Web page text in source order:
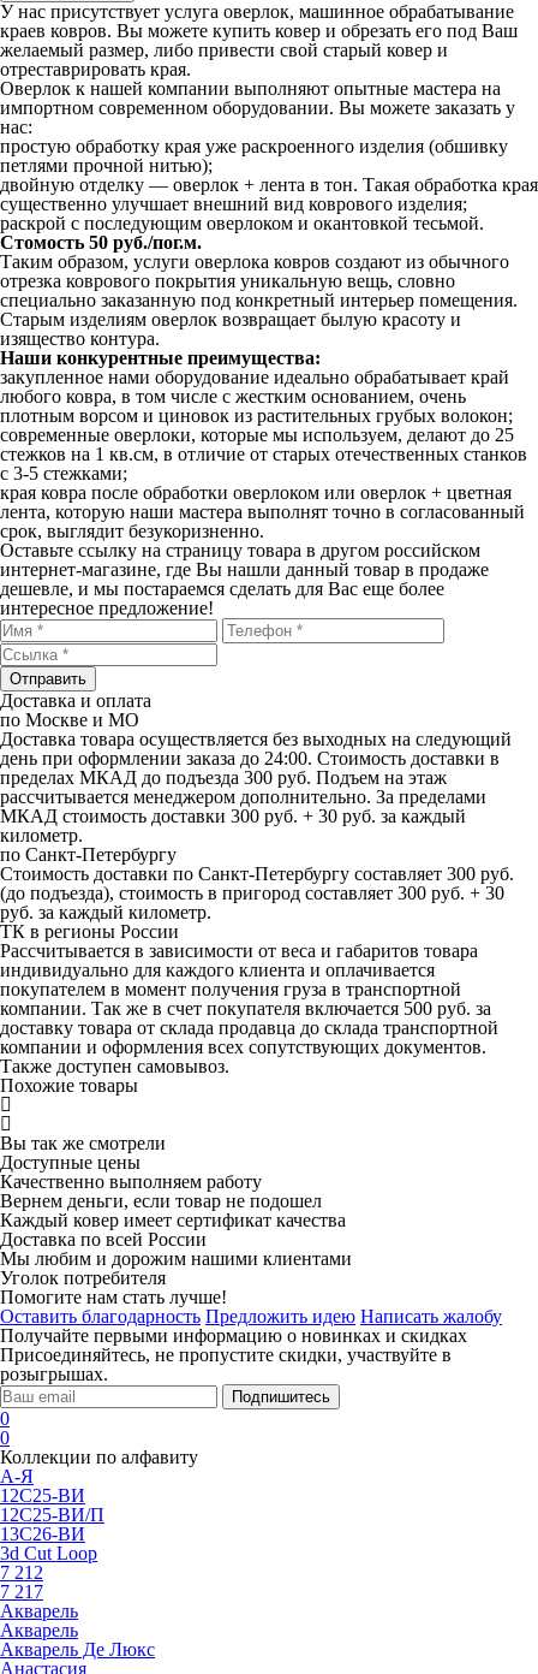
У нас присутствует услуга оверлок, машинное обрабатывание
краев ковров. Вы можете купить ковер и обрезать его под Ваш
желаемый размер, либо привести свой старый ковер и
отреставрировать края.
Оверлок к нашей компании выполняют опытные мастера на
импортном современном оборудовании. Вы можете заказать у
нас:
простую обработку края уже раскроенного изделия (обшивку
петлями прочной нитью);
двойную отделку — оверлок + лента в тон. Такая обработка края
существенно улучшает внешний вид коврового изделия;
раскрой с последующим оверлоком и окантовкой тесьмой.
Стомость 50 руб./пог.м.
Таким образом, услуги оверлока ковров создают из обычного
отрезка коврового покрытия уникальную вещь, словно
специально заказанную под конкретный интерьер помещения.
Старым изделиям оверлок возвращает былую красоту и
изящество контура.
Наши конкурентные преимущества:
закупленное нами оборудование идеально обрабатывает край
любого ковра, в том числе с жестким основанием, очень
плотным ворсом и циновок из растительных грубых волокон;
современные оверлоки, которые мы используем, делают до 25
стежков на 1 кв.см, в отличие от старых отечественных станков
с 3-5 стежками;
края ковра после обработки оверлоком или оверлок + цветная
лента, которую наши мастера выполнят точно в согласованный
срок, выглядит безукоризненно.
Оставьте ссылку на страницу товара в другом российском
интернет-магазине, где Вы нашли данный товар в продаже
дешевле, и мы постараемся сделать для Вас еще более
интересное предложение!
Отправить
Доставка и оплата
по Москве и МО
Доставка товара осуществляется без выходных на следующий
день при оформлении заказа до 24:00. Стоимость доставки в
пределах МКАД до подъезда 300 руб. Подъем на этаж
рассчитывается менеджером дополнительно. За пределами
МКАД стоимость доставки 300 руб. + 30 руб. за каждый
километр.
по Санкт-Петербургу
Стоимость доставки по Санкт-Петербургу составляет 300 руб.
(до подъезда), стоимость в пригород составляет 300 руб. + 30
руб. за каждый километр.
ТК в регионы России
Рассчитывается в зависимости от веса и габаритов товара
индивидуально для каждого клиента и оплачивается
покупателем в момент получения груза в транспортной
компании. Так же в счет покупателя включается 500 руб. за
доставку товара от склада продавца до склада транспортной
компании и оформления всех сопутствующих документов.
Также доступен самовывоз.
Похожие товары
Вы так же смотрели
Доступные цены
Качественно выполняем работу
Вернем деньги, если товар не подошел
Каждый ковер имеет сертификат качества
Доставка по всей России
Мы любим и дорожим нашими клиентами
Уголок потребителя
Помогите нам стать лучше!
Оставить благодарность Предложить идею Написать жалобу
Получайте первыми информацию о новинках и скидках
Присоединяйтесь, не пропустите скидки, участвуйте в
розыгрышах.
Подпишитесь
0
0
Коллекции по алфавиту
А-Я
12С25-ВИ
12С25-ВИ/П
13С26-ВИ
3d Cut Loop
7 212
7 217
Акварель
Акварель
Акварель Де Люкс
Анастасия